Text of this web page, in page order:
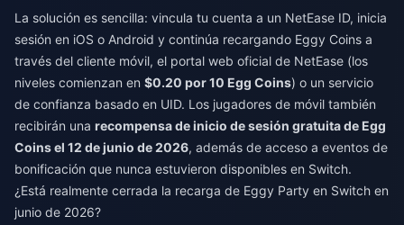
La solución es sencilla: vincula tu cuenta a un NetEase ID, inicia
sesión en iOS o Android y continúa recargando Eggy Coins a
través del cliente móvil, el portal web oficial de NetEase (los
niveles comienzan en $0.20 por 10 Egg Coins) o un servicio
de confianza basado en UID. Los jugadores de móvil también
recibirán una recompensa de inicio de sesión gratuita de Egg
Coins el 12 de junio de 2026, además de acceso a eventos de
bonificación que nunca estuvieron disponibles en Switch.
¿Está realmente cerrada la recarga de Eggy Party en Switch en
junio de 2026?